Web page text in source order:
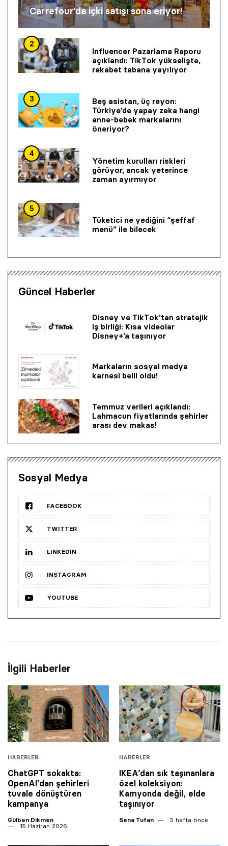
Carrefour’da içki satışı sona eriyor!
2
Influencer Pazarlama Raporu
açıklandı: TikTok yükselişte,
rekabet tabana yayılıyor
3
Beş asistan, üç reyon:
Türkiye’de yapay zeka hangi
anne-bebek markalarını
öneriyor?
4
Yönetim kurulları riskleri
görüyor, ancak yeterince
zaman ayırmıyor
5
Tüketici ne yediğini “şeffaf
menü” ile bilecek
Güncel Haberler
Disney ve TikTok’tan stratejik
iş birliği: Kısa videolar
Disney+’a taşınıyor
Markaların sosyal medya
karnesi belli oldu!
Temmuz verileri açıklandı:
Lahmacun fiyatlarında şehirler
arası dev makas!
Sosyal Medya
FACEBOOK
TWITTER
LINKEDIN
INSTAGRAM
YOUTUBE
İlgili Haberler
HABERLER
ChatGPT sokakta:
OpenAI’dan şehirleri
tuvale dönüştüren
kampanya
Gülben Dikmen
15 Haziran 2026
HABERLER
IKEA’dan sık taşınanlara
özel koleksiyon:
Kamyonda değil, elde
taşınıyor
Sena Tufan 3 hafta önce